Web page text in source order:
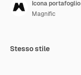
Icona portafoglio
Magnific
Stesso stile